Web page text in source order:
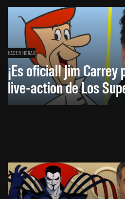
HACE 8 HORAS
¡Es oficial! Jim
live-action de Los